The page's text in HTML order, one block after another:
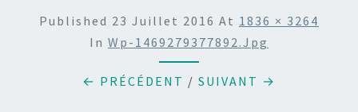
Published 23 Juillet 2016 At 1836 × 3264
In Wp-1469279377892.jpg
← PRÉCÉDENT / SUIVANT →